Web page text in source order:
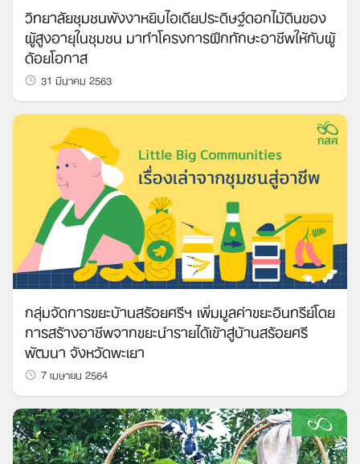
วิทยาลัยชุมชนพังงาหยิบไอเดียประดิษฐ์ดอกไม้ดินของ
ผู้สูงอายุในชุมชน มาทำโครงการฝึกทักษะอาชีพให้กับผู้
ด้อยโอกาส
31 มีนาคม 2563
กลุ่มจัดการขยะบ้านสร้อยศรีฯ เพิ่มมูลค่าขยะอินทรีย์โดย
การสร้างอาชีพจากขยะนำรายได้เข้าสู่บ้านสร้อยศรี
พัฒนา จังหวัดพะเยา
7 เมษายน 2564